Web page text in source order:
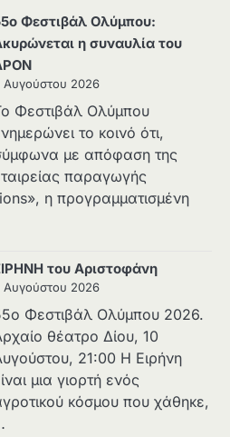
Φεστιβάλ Ολύμπου:
η συναυλία του
Αυγούστου 2026
Φεστιβάλ Ολύμπου
το κοινό ότι,
με απόφαση της
παραγωγής
η προγραμματισμένη
του Αριστοφάνη
Αυγούστου 2026
Φεστιβάλ Ολύμπου 2026.
θέατρο Δίου, 10
21:00 H Ειρήνη
μια γιορτή ενός
κόσμου που χάθηκε,